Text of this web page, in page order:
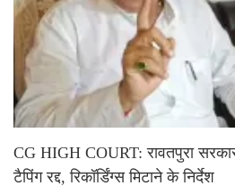
CG HIGH COURT: रावतपुरा
टैपिंग रद्द, रिकॉर्डिंग्स मिटाने के निर्देश